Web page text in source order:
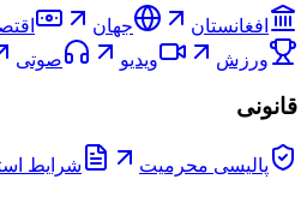
افغانستان جهان
ورزش
ویدیو صوتی
قانونی
پالیسی محرمیت شرایط